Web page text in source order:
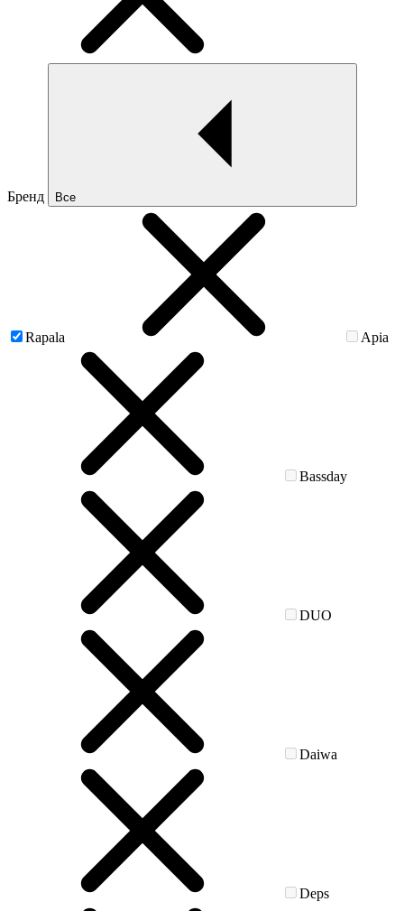
Бренд Все
Rapala Apia
Bassday
DUO
Daiwa
Deps